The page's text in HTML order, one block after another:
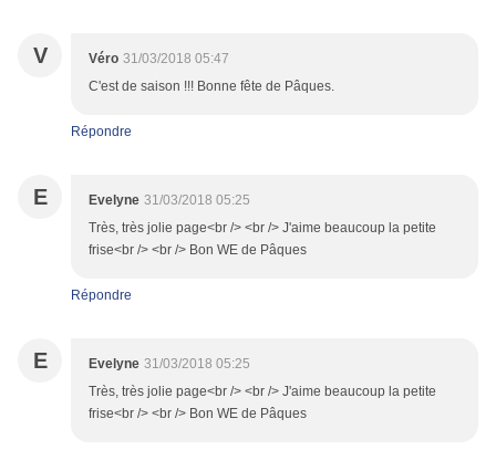
V Véro 31/03/2018 05:47
C'est de saison !!! Bonne fête de Pâques.
Répondre
E Evelyne 31/03/2018 05:25
Très, très jolie page<br /> <br /> J'aime beaucoup la petite
frise<br /> <br /> Bon WE de Pâques
Répondre
E Evelyne 31/03/2018 05:25
Très, très jolie page<br /> <br /> J'aime beaucoup la petite
frise<br /> <br /> Bon WE de Pâques